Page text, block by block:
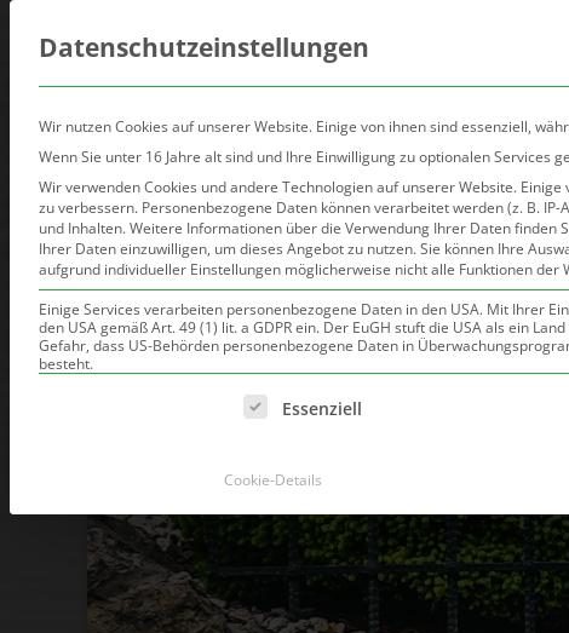
Datenschutzeinstellungen
Wir nutzen Cookies auf unserer Website. Einige von ihnen sind essenziell,
Wenn Sie unter 16 Jahre alt sind und Ihre Einwilligung zu optionalen
Wir verwenden Cookies und andere Technologien auf unserer Website.
zu verbessern. Personenbezogene Daten können verarbeitet werden (z. B.
und Inhalten.Weitere Informationen über die Verwendung Ihrer Daten finden
Ihrer Daten einzuwilligen, um dieses Angebot zu nutzen.Sie können Ihre
aufgrund individueller Einstellungen möglicherweise nicht alle Funktionen der
Einige Services verarbeiten personenbezogene Daten in den USA. Mit Ihrer
den USA gemäß Art. 49 (1) lit. a GDPR ein. Der EuGH stuft die USA als ein
Gefahr, dass US-Behörden personenbezogene Daten in
besteht.
Es folgt eine Liste der Service-Gruppen, für die eine
Essenziell
Cookie-Details